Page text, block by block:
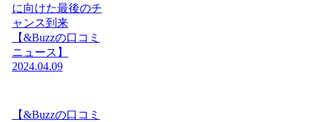
に向けた最後のチ
ャンス到来
【&Buzzの口コミ
ニュース】
2024.04.09
【&Buzzの口コミ